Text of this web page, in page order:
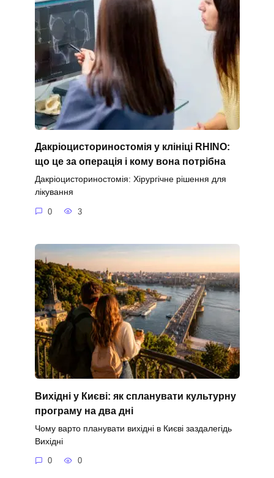
Дакріоцисториностомія у клініці RHINO:
що це за операція і кому вона потрібна
Дакріоцисториностомія: Хірургічне рішення для
лікування
0 3
Вихідні у Києві: як спланувати культурну
програму на два дні
Чому варто планувати вихідні в Києві заздалегідь
Вихідні
0 0